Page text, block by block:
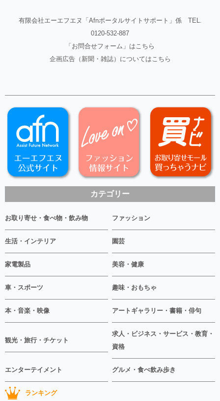
カテゴリー
お取り寄せ・食べ物・飲み物 ファッション
生活・インテリア 園芸
家電製品 美容・健康
車・スポーツ 趣味・おもちゃ
本・音楽・映像 アートギャラリー・書籍・俳句
観光・旅行・チケット
求人・ビジネス・サービス・教育・
資格
エンターテイメント グルメ・食べ飲み歩き
ランキング
有限会社エーエフエヌ「Afnポータルサイトサポート」係 TEL.
0120-532-887
「お問合せフォーム」はこちら
企画広告（新聞・雑誌）についてはこちら